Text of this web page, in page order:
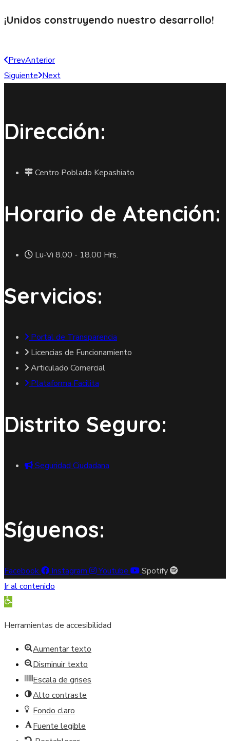
¡Unidos construyendo nuestro desarrollo!
PrevAnterior
Siguiente Next
Dirección:
Centro Poblado Kepashiato
Horario de Atención:
Lu-Vi 8.00 - 18.00 Hrs.
Servicios:
Portal de Transparencia
Licencias de Funcionamiento
Articulado Comercial
Plataforma Facilita
Distrito Seguro:
Seguridad Ciudadana
Síguenos:
Facebook Instagram Youtube
Spotify
Ir al contenido
Abrir barra de herramientas
Herramientas de accesibilidad
Aumentar texto
Disminuir texto
Escala de grises
Alto contraste
Fondo claro
Fuente legible